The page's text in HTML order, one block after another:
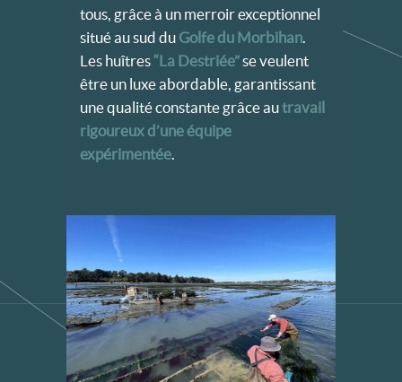
tous, grâce à un merroir exceptionnel
situé au sud du Golfe du Morbihan.
Les huîtres“La Destriée”se veulent
être un luxe abordable, garantissant
une qualité constante grâce autravail
rigoureux d’une équipe
expérimentée.